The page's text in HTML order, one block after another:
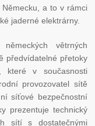
a to v rámci
jaderné elektrárny.
větrných
předvídatelné přetoky
které v současnosti
provozovatel sítě
síťové bezpečnostní
prezentuje technický
sítí s dostatečnými